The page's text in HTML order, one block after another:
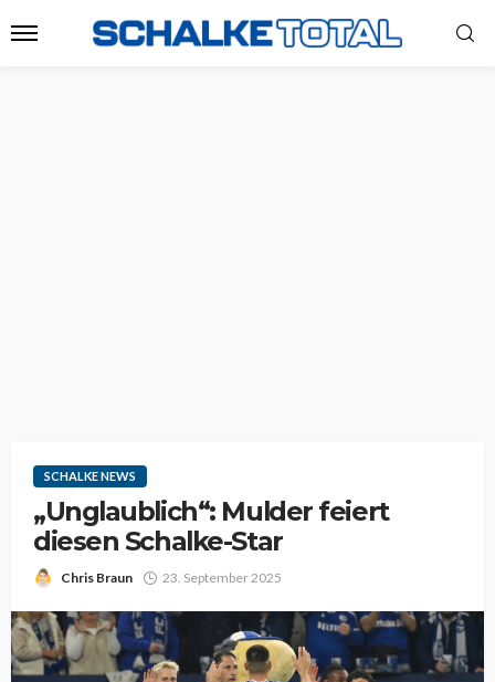
SCHALKE NEWS
„Unglaublich“: Mulder feiert
diesen Schalke-Star
Chris Braun 23. September 2025